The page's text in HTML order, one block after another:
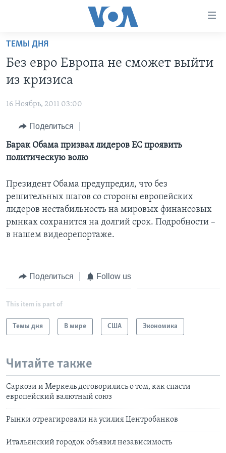
Перейти
основной
контент
Перейти
навигации
Перейти
ПРОГРАММЫ
НОВОСТИ ЗА МИНУТУ
ИТОГИ
ПОЧЕМУ ЭТО ВАЖНО?
ДИСКУССИЯ VOA
ДЕТАЛИ
НЬЮ-ЙОРК NEW YORK
АМЕРИКА. БОЛЬШОЕ ПУТЕШЕСТВИЕ
ПРОЕКТЫ
УЧИМ АНГЛИЙСКИЙ
НАША АМЕРИКАНСКАЯ ИСТОРИЯ
А КАК В АМЕРИКЕ?
АРТЕФАКТЫ
АМЕРИКАНСКИЕ ГОРОДКИ
ТЕСТЫ
ЭКСПЕРТИЗА
ИНТЕРВЬЮ
ФАКТЫ ПРОТИВ ФЕЙКОВ
ЗА СВОБОДУ ПРЕССЫ
УЧИМ АНГЛИЙСКИЙ
ВИДЕО
ПОДПИСКА НА НОВОСТИ
СОЦИАЛЬНЫЕ СЕТИ
Языки
ТЕМЫ ДНЯ
Без евро Европа не сможет выйти
из кризиса
16 Ноябрь, 2011 03:00
Поделиться
Барак Обама призвал лидеров ЕС проявить
политическую волю
Президент Обама предупредил, что без
решительных шагов со стороны европейских
лидеров нестабильность на мировых финансовых
рынках сохранится на долгий срок. Подробности –
в нашем видеорепортаже.
Поделиться Follow us
This item is part of
Темы дня В мире США Экономика
Читайте также
Саркози и Меркель договорились о том, как спасти
европейский валютный союз
Рынки отреагировали на усилия Центробанков
Итальянский городок объявил независимость